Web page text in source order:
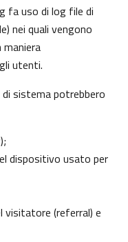
fa uso di log file di
nei quali vengono
utenti.
sistema potrebbero
dispositivo usato per
visitatore (referral) e